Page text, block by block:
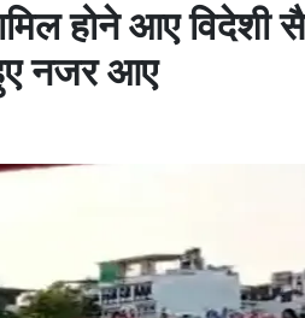
होने आए विदेशी
नजर आए